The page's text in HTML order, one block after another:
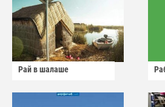
Рай в шалаше